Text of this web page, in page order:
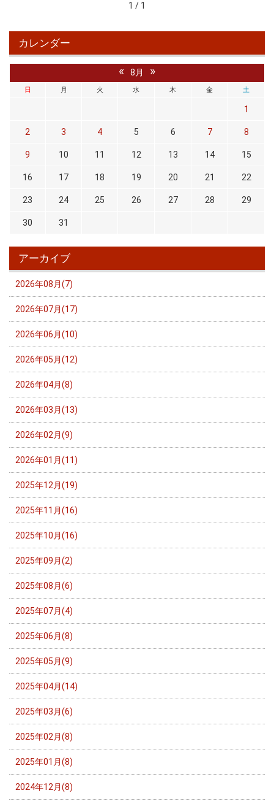
1 / 1
カレンダー
« 8月 »
日 月 火 水 木 金 土
1
2 3 4 5 6 7 8
9 10 11 12 13 14 15
16 17 18 19 20 21 22
23 24 25 26 27 28 29
30 31
アーカイブ
2026年08月(7)
2026年07月(17)
2026年06月(10)
2026年05月(12)
2026年04月(8)
2026年03月(13)
2026年02月(9)
2026年01月(11)
2025年12月(19)
2025年11月(16)
2025年10月(16)
2025年09月(2)
2025年08月(6)
2025年07月(4)
2025年06月(8)
2025年05月(9)
2025年04月(14)
2025年03月(6)
2025年02月(8)
2025年01月(8)
2024年12月(8)